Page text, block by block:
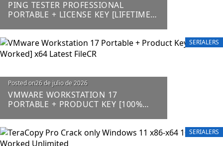
PING TESTER PROFESSIONAL
PORTABLE + LICENSE KEY [LIFETIME]
SERIALERS
Posted on26 de julio de 2026
VMWARE WORKSTATION 17
PORTABLE + PRODUCT KEY [100%
SERIALERS